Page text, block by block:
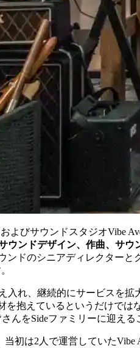
びサウンドスタジオVibe
ウンドデザイン、作曲、サウ
ンドのシニアディレクター
入れ、継続的にサービスを
を抱えているというだけで
んをSideファミリーに迎える
当初は2人で運営していた